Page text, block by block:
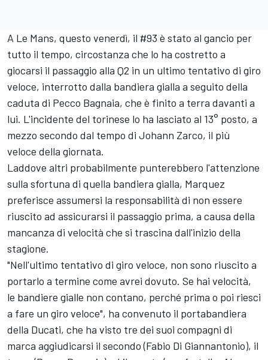
A Le Mans, questo venerdì, il #93 è stato al gancio per
tutto il tempo, circostanza che lo ha costretto a
giocarsi il passaggio alla Q2 in un ultimo tentativo di giro
veloce, interrotto dalla bandiera gialla a seguito della
caduta di Pecco Bagnaia, che è finito a terra davanti a
lui. L'incidente del torinese lo ha lasciato al 13° posto, a
mezzo secondo dal tempo di Johann Zarco, il più
veloce della giornata.
Laddove altri probabilmente punterebbero l'attenzione
sulla sfortuna di quella bandiera gialla, Marquez
preferisce assumersi la responsabilità di non essere
riuscito ad assicurarsi il passaggio prima, a causa della
mancanza di velocità che si trascina dall'inizio della
stagione.
"Nell'ultimo tentativo di giro veloce, non sono riuscito a
portarlo a termine come avrei dovuto. Se hai velocità,
le bandiere gialle non contano, perché prima o poi riesci
a fare un giro veloce", ha convenuto il portabandiera
della Ducati, che ha visto tre dei suoi compagni di
marca aggiudicarsi il secondo (Fabio Di Giannantonio), il